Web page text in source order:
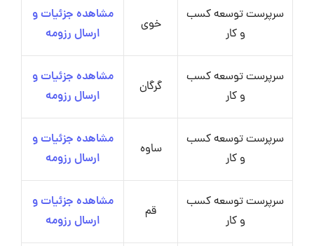
سرپرست توسعه کسب
و کار
خوی
مشاهده جزئیات و
ارسال رزومه
سرپرست توسعه کسب
و کار
گرگان
مشاهده جزئیات و
ارسال رزومه
سرپرست توسعه کسب
و کار
ساوه
مشاهده جزئیات و
ارسال رزومه
سرپرست توسعه کسب
و کار
قم
مشاهده جزئیات و
ارسال رزومه